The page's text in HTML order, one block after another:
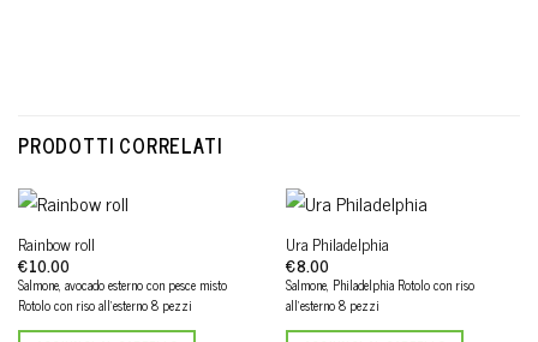
PRODOTTI CORRELATI
Rainbow roll
€10.00
Salmone, avocado esterno con pesce misto
Rotolo con riso all'esterno 8 pezzi
Ura Philadelphia
€8.00
Salmone, Philadelphia Rotolo con riso
all'esterno 8 pezzi